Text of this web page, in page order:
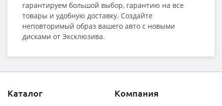
гарантируем большой выбор, гарантию на все
товары и удобную доставку. Создайте
неповторимый образ вашего авто с новыми
дисками от Эксклюзива.
Каталог Компания